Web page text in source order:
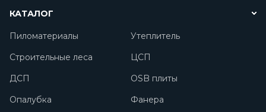
КАТАЛОГ
Пиломатериалы
Утеплитель
Строительные леса
ЦСП
ДСП
OSB плиты
Опалубка
Фанера